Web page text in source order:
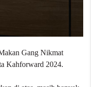
Gang Nikmat
Kahforward 2024.